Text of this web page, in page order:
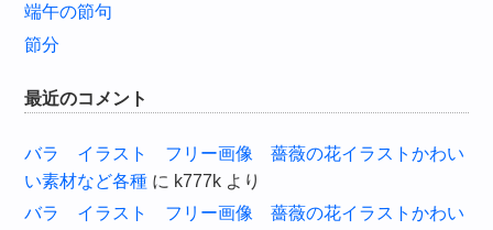
端午の節句
節分
最近のコメント
バラ イラスト フリー画像 薔薇の花イラストかわい
い素材など各種 に k777k より
バラ イラスト フリー画像 薔薇の花イラストかわい